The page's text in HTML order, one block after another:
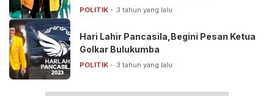
POLITIK 3 tahun yang lalu
Hari Lahir Pancasila,Begini Pesan Ketua
Golkar Bulukumba
POLITIK 3 tahun yang lalu